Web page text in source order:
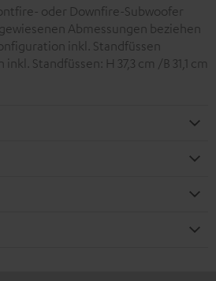
oder Downfire-Subwoofer
Abmessungen beziehen
inkl. Standfüssen
Standfüssen: H 37,3 cm /B 31,1 cm